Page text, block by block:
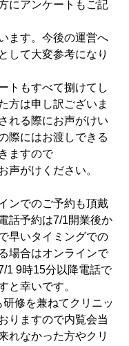
にアンケートもご記
ます。今後の運営へ
して大変参考になり
トもすべて捌けてし
方は申し訳ございま
れる際にお声がけい
際にはお渡しできる
ますので
声がけください。
ンでのご予約も頂戴
話予約は7/1開業後か
早いタイミングでの
場合はオンラインで
1 9時15分以降電話で
と幸いです。
修を兼ねてクリニッ
りますので内覧会当
れなかった方やクリ